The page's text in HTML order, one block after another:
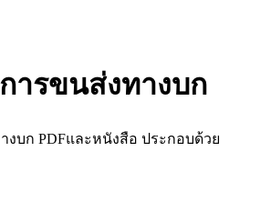
ารขนส่งทางบก
บก PDFและหนังสือ ประกอบด้วย